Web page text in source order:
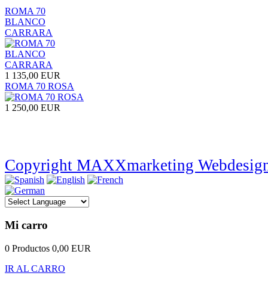
ROMA 70
BLANCO
CARRARA
1 135,00 EUR
ROMA 70 ROSA
1 250,00 EUR
Copyright MAXXmarketing
Mi carro
0 Productos 0,00 EUR
IR AL CARRO